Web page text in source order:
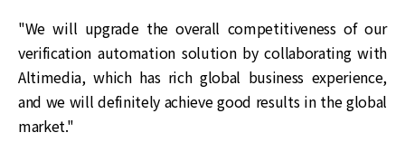
"We will upgrade the overall competitiveness of our
verification automation solution by collaborating with
Altimedia, which has rich global business experience,
and we will definitely achieve good results in the global
market."